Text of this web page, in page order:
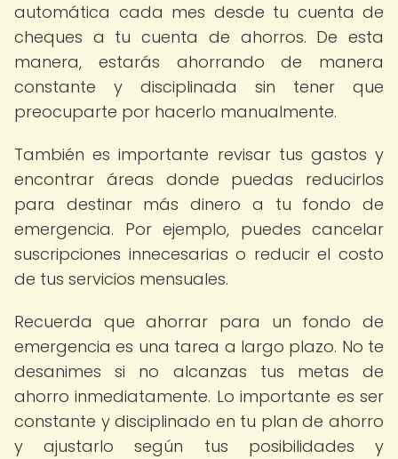
automática cada mes desde tu cuenta de
cheques a tu cuenta de ahorros. De esta
manera, estarás ahorrando de manera
constante y disciplinada sin tener que
preocuparte por hacerlo manualmente.
También es importante revisar tus gastos y
encontrar áreas donde puedas reducirlos
para destinar más dinero a tu fondo de
emergencia. Por ejemplo, puedes cancelar
suscripciones innecesarias o reducir el costo
de tus servicios mensuales.
Recuerda que ahorrar para un fondo de
emergencia es una tarea a largo plazo. No te
desanimes si no alcanzas tus metas de
ahorro inmediatamente. Lo importante es ser
constante y disciplinado en tu plan de ahorro
y ajustarlo según tus posibilidades y